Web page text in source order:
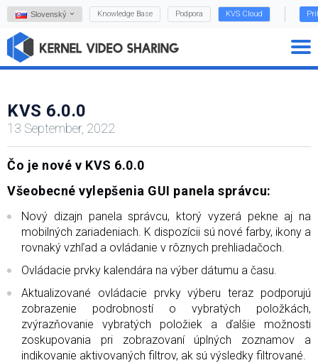
Slovenský Knowledge Base Podpora KVS Cloud
KVS 6.0.0
13 September, 2022
Čo je nové v KVS 6.0.0
Všeobecné vylepšenia GUI panela správcu:
Nový dizajn panela správcu, ktorý vyzerá pekne aj na
mobilných zariadeniach. K dispozícii sú nové farby, ikony a
rovnaký vzhľad a ovládanie v rôznych prehliadačoch.
Ovládacie prvky kalendára na výber dátumu a času.
Aktualizované ovládacie prvky výberu teraz podporujú
zobrazenie podrobností o vybratých položkách,
zvýrazňovanie vybratých položiek a ďalšie možnosti
zoskupovania pri zobrazovaní úplných zoznamov a
indikovanie aktivovaných filtrov, ak sú výsledky filtrované.